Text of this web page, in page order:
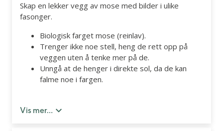
Skap en lekker vegg av mose med bilder i ulike
fasonger.
Biologisk farget mose (reinlav).
Trenger ikke noe stell, heng de rett opp på
veggen uten å tenke mer på de.
Unngå at de henger i direkte sol, da de kan
falme noe i fargen.
pakket i en beskyttende eske.
Vis mer...